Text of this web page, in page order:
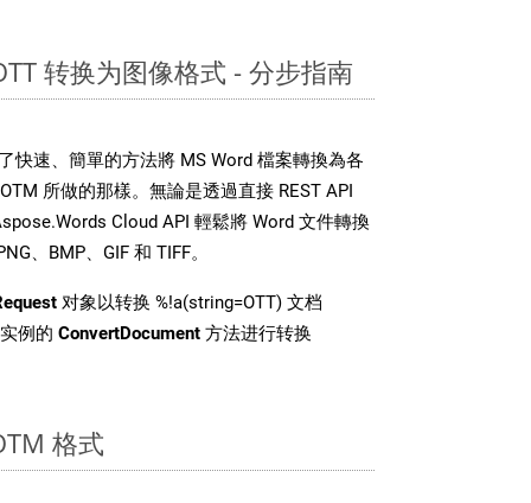
转换为图像格式 - 分步指南
快速、簡單的方法將 MS Word 檔案轉換為各
所做的那樣。無論是透過直接 REST API
Cloud API 輕鬆將 Word 文件轉換
、BMP、GIF 和 TIFF。
对象以转换 %!a(string=OTT) 文档
例的 ConvertDocument 方法进行转换
格式